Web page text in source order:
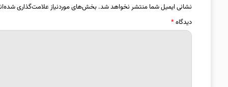
نشانی ایمیل شما منتشر نخواهد شد. بخش‌های موردنیاز علامت‌گذاری
دیدگاه*